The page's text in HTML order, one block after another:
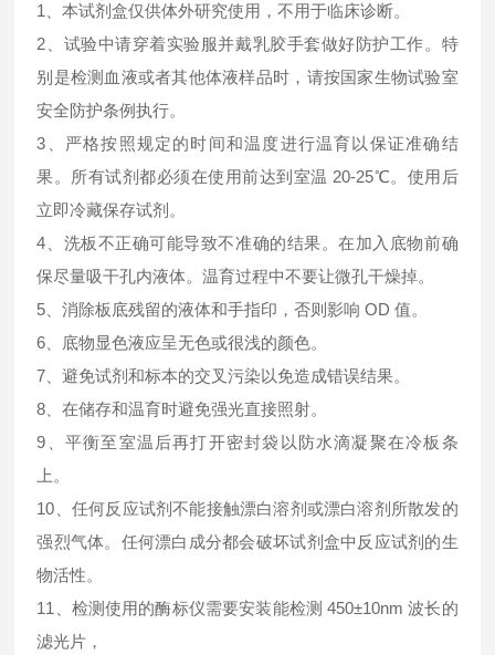
1、本试剂盒仅供体外研究使用，不用于临床诊断。
2、试验中请穿着实验服并戴乳胶手套做好防护工作。特
别是检测血液或者其他体液样品时，请按国家生物试验室
安全防护条例执行。
3、严格按照规定的时间和温度进行温育以保证准确结
果。所有试剂都必须在使用前达到室温 20-25℃。使用后
立即冷藏保存试剂。
4、洗板不正确可能导致不准确的结果。在加入底物前确
保尽量吸干孔内液体。温育过程中不要让微孔干燥掉。
5、消除板底残留的液体和手指印，否则影响 OD 值。
6、底物显色液应呈无色或很浅的颜色。
7、避免试剂和标本的交叉污染以免造成错误结果。
8、在储存和温育时避免强光直接照射。
9、平衡至室温后再打开密封袋以防水滴凝聚在冷板条
上。
10、任何反应试剂不能接触漂白溶剂或漂白溶剂所散发的
强烈气体。任何漂白成分都会破坏试剂盒中反应试剂的生
物活性。
11、检测使用的酶标仪需要安装能检测 450±10nm 波长的
滤光片，